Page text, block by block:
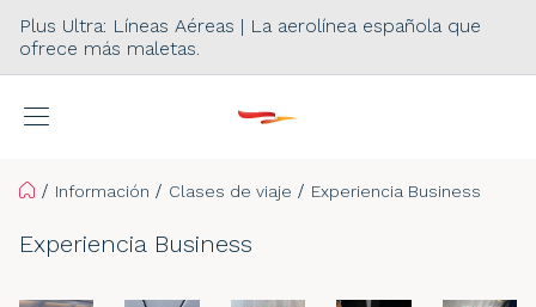
Plus Ultra: Líneas Aéreas | La aerolínea española que
ofrece más maletas.
Home
Información Clases de viaje Experiencia Business
Experiencia Business